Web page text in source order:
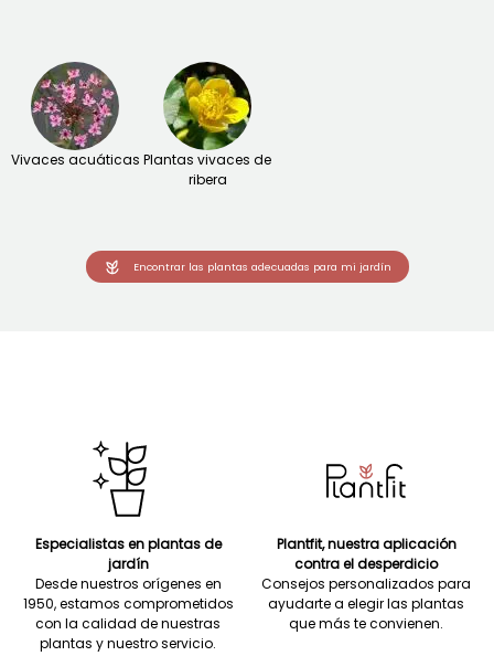
Vivaces acuáticas Plantas vivaces de
ribera
Encontrar las plantas adecuadas para mi jardín
Especialistas en plantas de
jardín
Desde nuestros orígenes en
1950, estamos comprometidos
con la calidad de nuestras
plantas y nuestro servicio.
Plantfit, nuestra aplicación
contra el desperdicio
Consejos personalizados para
ayudarte a elegir las plantas
que más te convienen.